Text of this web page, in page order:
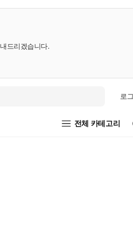
드리겠습니다.
로
전체 카테고리